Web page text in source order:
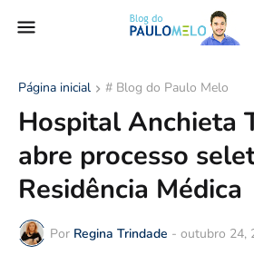
Página inicial # Blog do Paulo Melo
Hospital Anchieta
abre processo
Residência Médica
Por Regina Trindade - outubro 24,